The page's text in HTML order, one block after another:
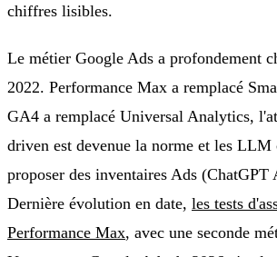
chiffres lisibles.
Le métier Google Ads a profondement
2022. Performance Max a remplacé
GA4 a remplacé Universal Analytics,
driven est devenue la norme et les LLM
proposer des inventaires Ads (ChatGPT
Dernière évolution en date, les tests
Performance Max, avec une seconde